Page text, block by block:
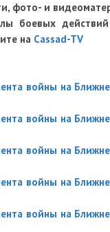
фото- и
боевых
на Cassad-TV
войны на
войны на
войны на
войны на
войны на